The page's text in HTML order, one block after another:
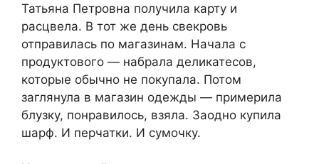
Татьяна Петровна получила карту и
расцвела. В тот же день свекровь
отправилась по магазинам. Начала с
продуктового — набрала деликатесов,
которые обычно не покупала. Потом
заглянула в магазин одежды — примерила
блузку, понравилось, взяла. Заодно купила
шарф. И перчатки. И сумочку.